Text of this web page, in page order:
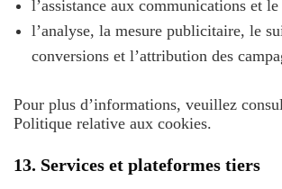
l’assistance aux communications et le
l’analyse, la mesure publicitaire, le
conversions et l’attribution des
Pour plus d’informations, veuillez
Politique relative aux cookies.
13. Services et plateformes tiers